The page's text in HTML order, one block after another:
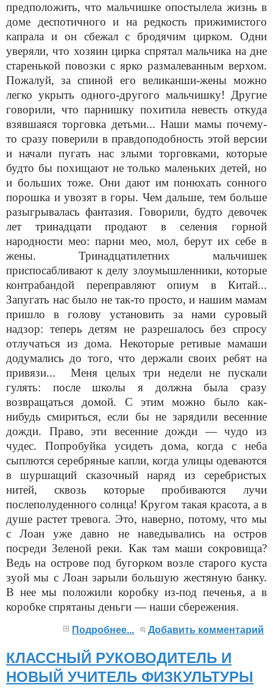
предположить, что мальчишке опостылела жизнь в
доме деспотичного и на редкость прижимистого
капрала и он сбежал с бродячим цирком. Одни
уверяли, что хозяин цирка спрятал мальчика на дне
старенькой повозки с ярко размалеванным верхом.
Пожалуй, за спиной его великанши-жены можно
легко укрыть одного-другого мальчишку! Другие
говорили, что парнишку похитила невесть откуда
взявшаяся торговка детьми... Наши мамы почему-
то сразу поверили в правдоподобность этой версии
и начали пугать нас злыми торговками, которые
будто бы похищают не только маленьких детей, но
и больших тоже. Они дают им понюхать сонного
порошка и увозят в горы. Чем дальше, тем больше
разыгрывалась фантазия. Говорили, будто девочек
лет тринадцати продают в селения горной
народности мео: парни мео, мол, берут их себе в
жены. Тринадцатилетних мальчишек
приспосабливают к делу злоумышленники, которые
контрабандой переправляют опиум в Китай...
Запугать нас было не так-то просто, и нашим мамам
пришло в голову установить за нами суровый
надзор: теперь детям не разрешалось без спросу
отлучаться из дома. Некоторые ретивые мамаши
додумались до того, что держали своих ребят на
привязи... Меня целых три недели не пускали
гулять: после школы я должна была сразу
возвращаться домой. С этим можно было как-
нибудь смириться, если бы не зарядили весенние
дожди. Право, эти весенние дожди — чудо из
чудес. Попробуйка усидеть дома, когда с неба
сыплются серебряные капли, когда улицы одеваются
в шуршащий сказочный наряд из серебристых
нитей, сквозь которые пробиваются лучи
послеполуденного солнца! Кругом такая красота, а в
душе растет тревога. Это, наверно, потому, что мы
с Лоан уже давно не наведывались на остров
посреди Зеленой реки. Как там маши сокровища?
Ведь на острове под бугорком возле старого куста
зуой мы с Лоан зарыли большую жестяную банку.
В нее мы положили коробку из-под печенья, а в
коробке спрятаны деньги — наши сбережения.
Подробнее... Добавить комментарий
КЛАССНЫЙ РУКОВОДИТЕЛЬ И
НОВЫЙ УЧИТЕЛЬ ФИЗКУЛЬТУРЫ